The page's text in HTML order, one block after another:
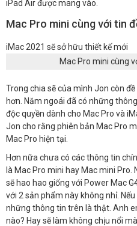
iPad Air được mang vào.
Mac Pro mini cùng với tin
iMac 2021 sẽ sở hữu thiết kế mới
Mac Pro mini cùng
Trong chia sẽ của mình Jon còn
hơn. Năm ngoái đã có những
độc quyền dành cho Mac Pro và
Jon cho rằng phiên bản Mac Pro
Mac Pro hiện tại.
Hơn nữa chưa có các thông tin
là Mac Pro mini hay Mac mini Pro.
sẽ hao hao giống với Power Mac
với 2 sản phẩm này không nhỉ.
những thông tin trên là thật. Anh
nào? Hay sẽ làm không chịu nổi